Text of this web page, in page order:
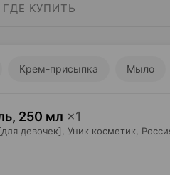
ГДЕ КУПИТЬ
Крем-присыпка Мыло
, 250 мл ×1
девочек], Уник косметик ,